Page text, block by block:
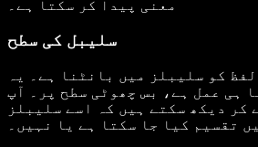
سلیبل کی سطح
کو سلیبلز میں بانٹنا ہے۔ یہ
ہی عمل ہے، بس چھوٹی سطح پر۔ آپ
کر دیکھ سکتے ہیں کہ اسے سلیبلز